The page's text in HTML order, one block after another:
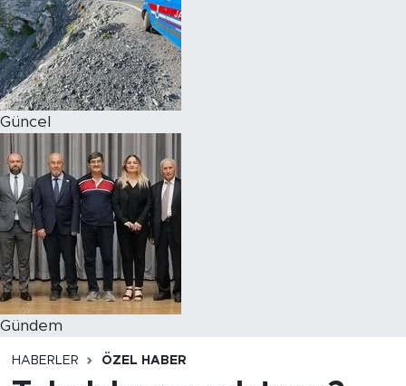
Güncel
Gündem
HABERLER ÖZEL HABER
Magazin
Özel Haber
Politika
Resmi İlanlar
Sağlık
Spor
Turizm